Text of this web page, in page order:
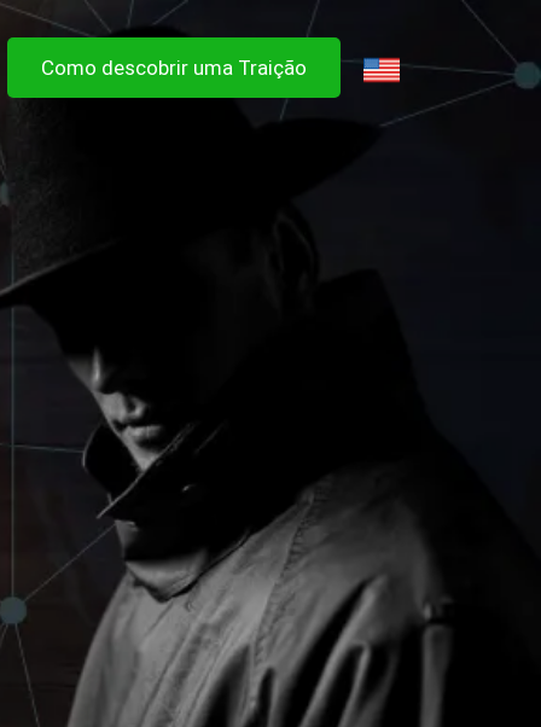
Como descobrir uma Traição